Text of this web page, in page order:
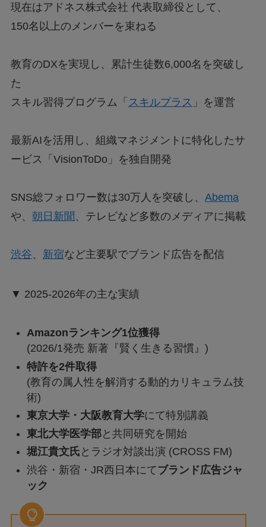
現在はアドネス株式会社 代表取締役として、
150名以上のメンバーを束ねる
教育のDXを実現し、累計生徒数6,000名を突破し
た
スキル習得プログラム「 スキルプラス 」を運営
最新AIを活用し、組織マネジメントに特化したサ
ービス「VisionToDo」を独自開発
SNS総フォロワー数は30万人を突破し、 Abema
や、 朝日新聞 、テレビなど多数のメディアに掲載
渋谷、 新宿など主要駅でブランド広告を配信
▼ 2025-2026年の主な実績
Amazonランキング1位獲得
(2026/1発売 新著『賢く生きる習慣』)
特許を2件取得
(教育の属人性を解消する動的カリキュラム技
術)
東京大学・大阪教育大学にて特別講義
東北大学医学部と共同研究を開始
堀江貴文氏 とラジオ対談出演 (CROSS FM)
渋谷・新宿・JR西日本にてブランド広告ジャ
ック